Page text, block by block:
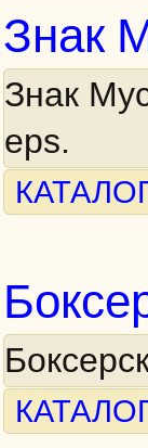
Знак
Знак
eps.